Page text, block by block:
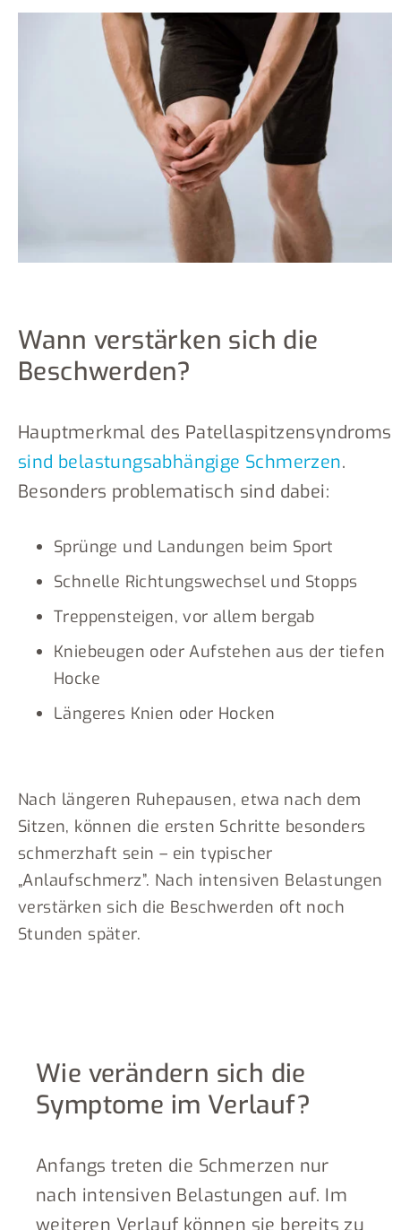
Wann verstärken sich die
Beschwerden?
Hauptmerkmal des Patellaspitzensyndroms
sind belastungsabhängige Schmerzen.
Besonders problematisch sind dabei:
Sprünge und Landungen beim Sport
Schnelle Richtungswechsel und Stopps
Treppensteigen, vor allem bergab
Kniebeugen oder Aufstehen aus der tiefen
Hocke
Längeres Knien oder Hocken
Nach längeren Ruhepausen, etwa nach dem
Sitzen, können die ersten Schritte besonders
schmerzhaft sein – ein typischer
„Anlaufschmerz”. Nach intensiven Belastungen
verstärken sich die Beschwerden oft noch
Stunden später.
Wie verändern sich die
Symptome im Verlauf?
Anfangs treten die Schmerzen nur
nach intensiven Belastungen auf. Im
weiteren Verlauf können sie bereits zu